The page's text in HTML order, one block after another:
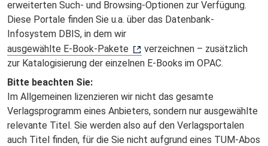
erweiterten Such- und Browsing-Optionen zur Verfügung.
Diese Portale finden Sie u.a. über das Datenbank-
Infosystem DBIS, in dem wir
ausgewählte E-Book-Pakete
verzeichnen – zusätzlich
zur Katalogisierung der einzelnen E-Books im OPAC.
Bitte beachten Sie:
Im Allgemeinen lizenzieren wir nicht das gesamte
Verlagsprogramm eines Anbieters, sondern nur ausgewählte
relevante Titel. Sie werden also auf den Verlagsportalen
auch Titel finden, für die Sie nicht aufgrund eines TUM-Abos